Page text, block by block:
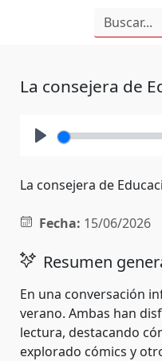
La consejera de
La consejera de
Fecha: 15/06/2026
Resumen
En una conversación
verano. Ambas han
lectura, destacando
explorado cómics y